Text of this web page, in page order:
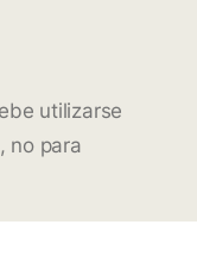
utilizarse
no para